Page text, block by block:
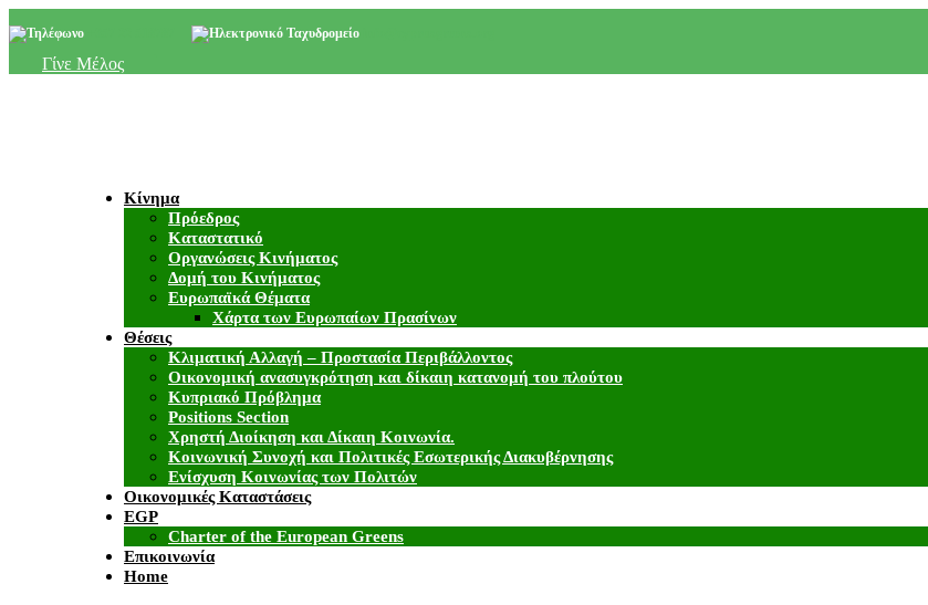
Γίνε Μέλος
Κίνημα
Πρόεδρος
Καταστατικό
Οργανώσεις Κινήματος
Δομή του Κινήματος
Ευρωπαϊκά Θέματα
Χάρτα των Ευρωπαίων Πρασίνων
Θέσεις
Κλιματική Αλλαγή – Προστασία Περιβάλλοντος
Οικονομική ανασυγκρότηση και δίκαιη κατανομή του πλούτου
Κυπριακό Πρόβλημα
Positions Section
Χρηστή Διοίκηση και Δίκαιη Κοινωνία.
Κοινωνική Συνοχή και Πολιτικές Εσωτερικής Διακυβέρνησης
Ενίσχυση Κοινωνίας των Πολιτών
Οικονομικές Καταστάσεις
EGP
Charter of the European Greens
Επικοινωνία
Home